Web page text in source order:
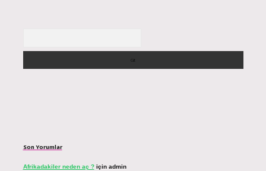
Son Yorumlar
Afrikadakiler neden aç ?için admin